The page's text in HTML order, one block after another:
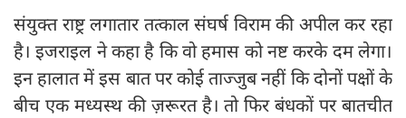
संयुक्त राष्ट्र लगातार तत्काल संघर्ष विराम की अपील कर रहा
है। इजराइल ने कहा है कि वो हमास को नष्ट करके दम लेगा।
इन हालात में इस बात पर कोई ताज्जुब नहीं कि दोनों पक्षों के
बीच एक मध्यस्थ की ज़रूरत है। तो फिर बंधकों पर बातचीत